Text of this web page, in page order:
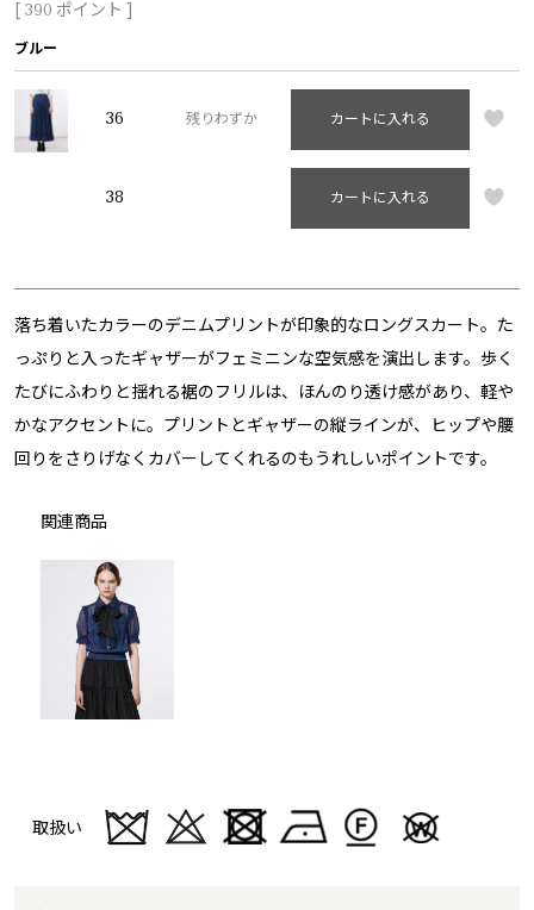
[ 390 ポイント ]
ブルー
36 残りわずか カートに入れる
38 カートに入れる
落ち着いたカラーのデニムプリントが印象的なロングスカート。た
っぷりと入ったギャザーがフェミニンな空気感を演出します。歩く
たびにふわりと揺れる裾のフリルは、ほんのり透け感があり、軽や
かなアクセントに。プリントとギャザーの縦ラインが、ヒップや腰
回りをさりげなくカバーしてくれるのもうれしいポイントです。
関連商品
取扱い